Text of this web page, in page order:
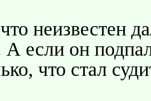
неизвестен
А если он
что стал